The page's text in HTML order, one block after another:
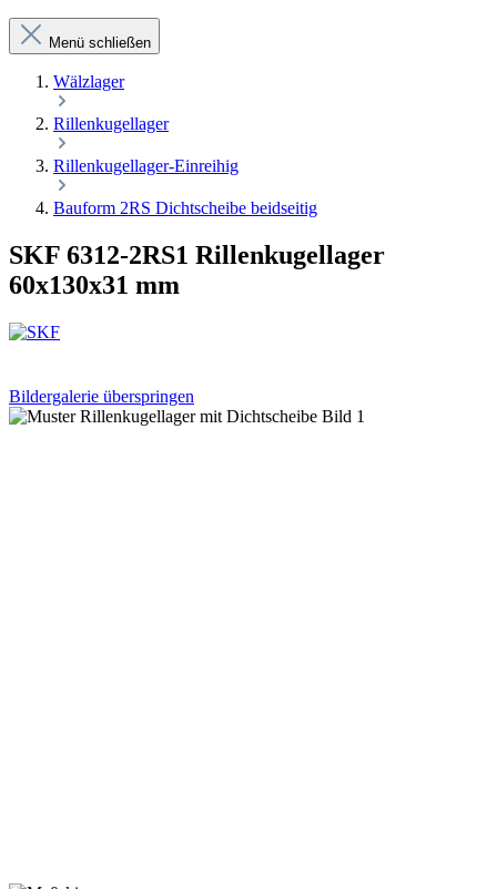
Menü schließen
Wälzlager
Rillenkugellager
Rillenkugellager-Einreihig
Bauform 2RS Dichtscheibe beidseitig
SKF 6312-2RS1 Rillenkugellager
60x130x31 mm
Bildergalerie überspringen